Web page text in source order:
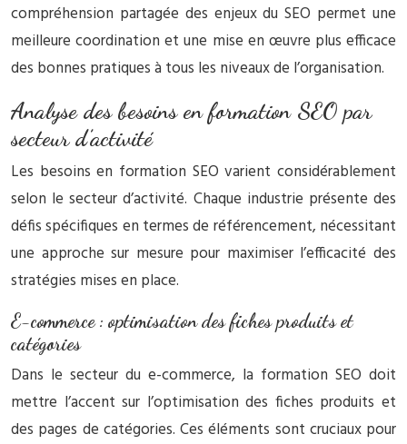
compréhension partagée des enjeux du SEO permet une
meilleure coordination et une mise en œuvre plus efficace
des bonnes pratiques à tous les niveaux de l’organisation.
Analyse des besoins en formation SEO par
secteur d’activité
Les besoins en formation SEO varient considérablement
selon le secteur d’activité. Chaque industrie présente des
défis spécifiques en termes de référencement, nécessitant
une approche sur mesure pour maximiser l’efficacité des
stratégies mises en place.
E-commerce : optimisation des fiches produits et
catégories
Dans le secteur du e-commerce, la formation SEO doit
mettre l’accent sur l’optimisation des fiches produits et
des pages de catégories. Ces éléments sont cruciaux pour